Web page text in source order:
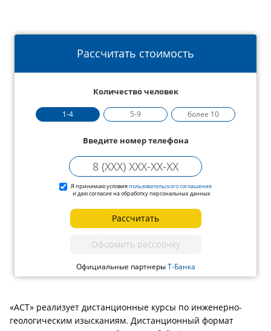
Рассчитать стоимость
Количество человек
1-4 5-9 более 10
Введите номер телефона
Я принимаю условияпользовательского соглашения
и даю согласие на обработку персональных данных
Рассчитать
Оформить рассрочку
Официальные партнерыТ-Банка
«АСТ» реализует дистанционные курсы по инженерно-
геологическим изысканиям. Дистанционный формат